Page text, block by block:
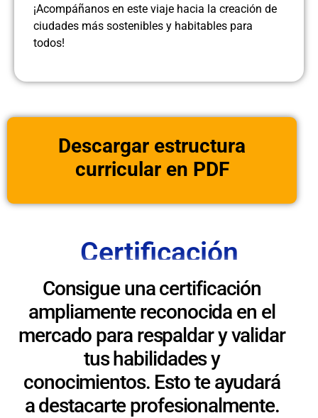
¡Acompáñanos en este viaje hacia la creación de
ciudades más sostenibles y habitables para
todos!
Descargar estructura
curricular en PDF
Certificación
Consigue una certificación
ampliamente reconocida en el
mercado para respaldar y validar
tus habilidades y
conocimientos. Esto te ayudará
a destacarte profesionalmente.